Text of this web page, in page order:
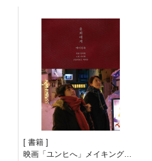
書籍
映画「ユンヒへ」メイキングブ